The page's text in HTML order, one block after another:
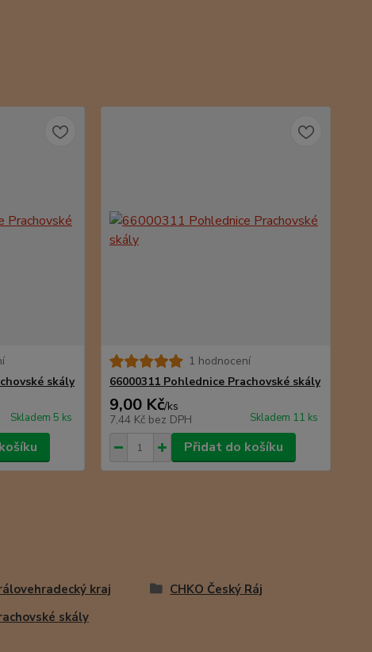
skály
Skladem 5 ks
1 hodnocení
66000311 Pohlednice Prachovské skály
9,00 Kč/ks
7,44 Kč bez DPH Skladem 11 ks
Přidat do košíku
kraj
CHKO Český Ráj
skály